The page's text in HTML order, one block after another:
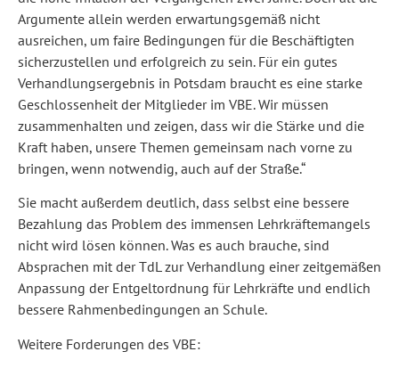
Argumente allein werden erwartungsgemäß nicht
ausreichen, um faire Bedingungen für die Beschäftigten
sicherzustellen und erfolgreich zu sein. Für ein gutes
Verhandlungsergebnis in Potsdam braucht es eine starke
Geschlossenheit der Mitglieder im VBE. Wir müssen
zusammenhalten und zeigen, dass wir die Stärke und die
Kraft haben, unsere Themen gemeinsam nach vorne zu
bringen, wenn notwendig, auch auf der Straße.“
Sie macht außerdem deutlich, dass selbst eine bessere
Bezahlung das Problem des immensen Lehrkräftemangels
nicht wird lösen können. Was es auch brauche, sind
Absprachen mit der TdL zur Verhandlung einer zeitgemäßen
Anpassung der Entgeltordnung für Lehrkräfte und endlich
bessere Rahmenbedingungen an Schule.
Weitere Forderungen des VBE: